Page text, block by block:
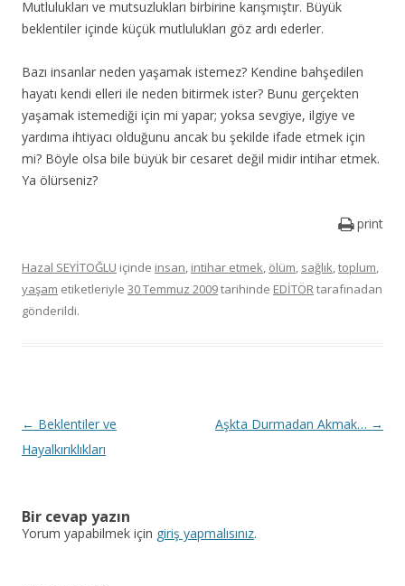
Mutlulukları ve mutsuzlukları birbirine karışmıştır. Büyük
beklentiler içinde küçük mutlulukları göz ardı ederler.
Bazı insanlar neden yaşamak istemez? Kendine bahşedilen
hayatı kendi elleri ile neden bitirmek ister? Bunu gerçekten
yaşamak istemediği için mi yapar; yoksa sevgiye, ilgiye ve
yardıma ihtiyacı olduğunu ancak bu şekilde ifade etmek için
mi? Böyle olsa bile büyük bir cesaret değil midir intihar etmek.
Ya ölürseniz?
print
Hazal SEYİTOĞLU içinde insan, intihar etmek, ölüm, sağlık,toplum,
yaşam etiketleriyle 30 Temmuz 2009tarihinde EDİTÖRtarafınadan
gönderildi.
Y
a
d
← Beklentiler ve
Hayalkırıklıkları
Aşkta Durmadan Akmak… →
Bir cevap yazın
Yorum yapabilmek için giriş yapmalısınız.